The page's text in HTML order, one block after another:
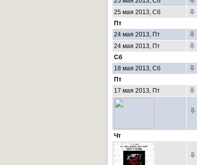
25 мая 2013, Сб
Пт
24 мая 2013, Пт
24 мая 2013, Пт
Сб
18 мая 2013, Сб
Пт
17 мая 2013, Пт
Чт